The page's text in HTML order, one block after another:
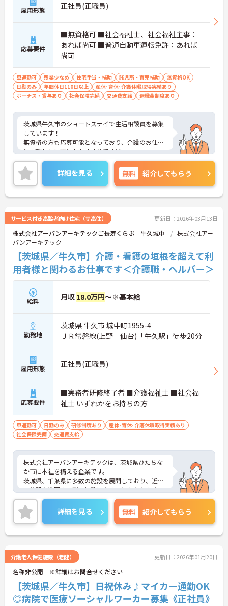
雇用形態 正社員(正職員)
応募要件
■無資格可 ■社会福祉士、社会福祉主事：
あれば尚可 ■普通自動車運転免許：あれば
尚可
車通勤可 残業少なめ 住宅手当・補助 託児所・育児補助
無資格OK
日勤のみ
年間休日110日以上
産休･育休･介護休暇取得実績あり
ボーナス・賞与あり
社会保険完備 交通費支給 退職金制度あり
茨城県牛久市のショートステイで生活相談員を募集
しています！
無資格の方も応募可能となっており、介護のお仕事
に挑戦したい方にもおすすめです◎
利用可能な託児所や育児・介護休業や、看護休暇の
取得実績がある等ライフスタイルが変わっても長期
的に働ける制度が整っているのも嬉しいポイントで
す♪
ご興味のある方は、面接のポイントをお伝えします
詳細を見る 無料 紹介してもらう
サービス付き高齢者向け住宅（サ高住） 更新日：2026年03月13日
株式会社アーバンアーキテックご長寿くらぶ 牛久城中
株式会社アー
バンアーキテック
【茨城県／牛久市】介護・看護の垣根を超えて利
用者様と関わるお仕事です＜介護職・ヘルパー＞
給料 月収 18.0万円～※基本給
勤務地
茨城県 牛久市 城中町1955-4
ＪＲ常磐線(上野－仙台)「牛久駅」徒歩20分
雇用形態 正社員(正職員)
応募要件
■実務者研修終了者 ■介護福祉士 ■社会福
祉士 いずれかをお持ちの方
車通勤可 日勤のみ 研修制度あり
産休･育休･介護休暇取得実績あり
社会保険完備
交通費支給
株式会社アーバンアーキテックは、茨城県ひたちな
か市に本社を構える企業です。
茨城県、千葉県に多数の施設を展開しており、近隣
の施設を巡回する形の勤務になることもあります。
70代の方も、ご自身のスキルを活かして働かれてい
る職場です。詳細を見る 無料 紹介してもらう
介護老人保健施設（老健） 更新日：2026年01月20日
名称非公開 ※詳細はお問合せください
【茨城県／牛久市】日祝休み♪マイカー通勤OK
◎病院で医療ソーシャルワーカー募集《正社員》